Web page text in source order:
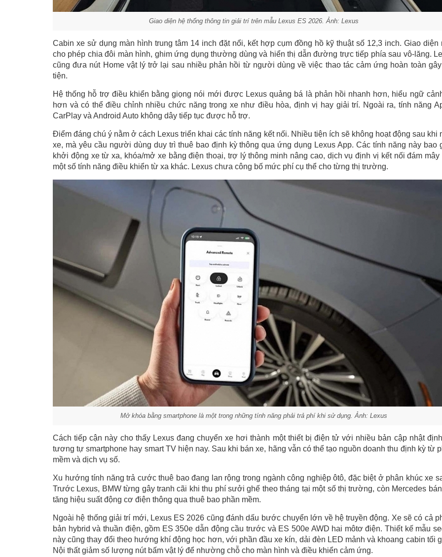
Giao diện hệ thống thông tin giải trí trên mẫu Lexus ES 2026. Ảnh: Lexus
Cabin xe sử dụng màn hình trung tâm 14 inch đặt nổi, kết hợp cụm đồng hồ kỹ thuật số 12,3 inch. Giao diện
cho phép chia đôi màn hình, ghim ứng dụng thường dùng và hiển thị dẫn đường trực tiếp phía sau vô-lăng.
cũng đưa nút Home vật lý trở lại sau nhiều phản hồi từ người dùng về việc thao tác cảm ứng hoàn toàn
tiện.
Hệ thống hỗ trợ điều khiển bằng giọng nói mới được Lexus quảng bá là phản hồi nhanh hơn, hiểu ngữ
hơn và có thể điều chỉnh nhiều chức năng trong xe như điều hòa, định vị hay giải trí. Ngoài ra, tính năng
CarPlay và Android Auto không dây tiếp tục được hỗ trợ.
Điểm đáng chú ý nằm ở cách Lexus triển khai các tính năng kết nối. Nhiều tiện ích sẽ không hoạt động sau khi
xe, mà yêu cầu người dùng duy trì thuê bao định kỳ thông qua ứng dụng Lexus App. Các tính năng này bao
khởi động xe từ xa, khóa/mở xe bằng điện thoại, trợ lý thông minh nâng cao, dịch vụ định vị kết nối đám mây
một số tính năng điều khiển từ xa khác. Lexus chưa công bố mức phí cụ thể cho từng thị trường.
Mở khóa bằng smartphone là một trong những tính năng phải trả phí khi sử dụng. Ảnh: Lexus
Cách tiếp cận này cho thấy Lexus đang chuyển xe hơi thành một thiết bị điện tử với nhiều bản cập nhật
tương tự smartphone hay smart TV hiện nay. Sau khi bán xe, hãng vẫn có thể tạo nguồn doanh thu định kỳ từ
mềm và dịch vụ số.
Xu hướng tính năng trả cước thuê bao đang lan rộng trong ngành công nghiệp ôtô, đặc biệt ở phân khúc xe
Trước Lexus, BMW từng gây tranh cãi khi thu phí sưởi ghế theo tháng tại một số thị trường, còn Mercedes
tăng hiệu suất động cơ điện thông qua thuê bao phần mềm.
Ngoài hệ thống giải trí mới, Lexus ES 2026 cũng đánh dấu bước chuyển lớn về hệ truyền động. Xe sẽ có cả
bản hybrid và thuần điện, gồm ES 350e dẫn động cầu trước và ES 500e AWD hai môtơ điện. Thiết kế mẫu
này cũng thay đổi theo hướng khí động học hơn, với phần đầu xe kín, dải đèn LED mảnh và khoang cabin tối
Nội thất giảm số lượng nút bấm vật lý để nhường chỗ cho màn hình và điều khiển cảm ứng.